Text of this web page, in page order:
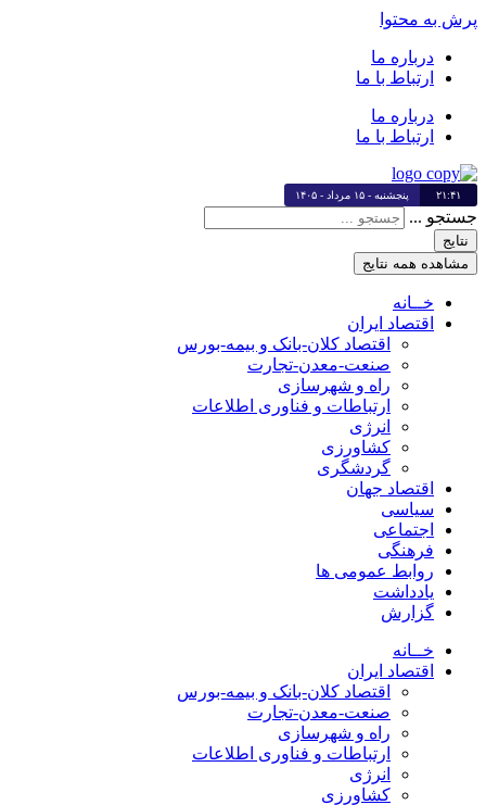
پرش به محتوا
درباره ما
ارتباط با ما
درباره ما
ارتباط با ما
۲۱:۴۱ پنجشنبه - ۱۵ مرداد - ۱۴۰۵
جستجو ...
نتایج
مشاهده همه نتایج
خــانه
اقتصاد ایران
اقتصاد کلان-بانک و بیمه-بورس
صنعت-معدن-تجارت
راه و شهرسازی
ارتباطات و فناوری اطلاعات
انرژی
کشاورزی
گردشگری
اقتصاد جهان
سیاسی
اجتماعی
فرهنگی
روابط عمومی ها
یادداشت
گزارش
خــانه
اقتصاد ایران
اقتصاد کلان-بانک و بیمه-بورس
صنعت-معدن-تجارت
راه و شهرسازی
ارتباطات و فناوری اطلاعات
انرژی
کشاورزی